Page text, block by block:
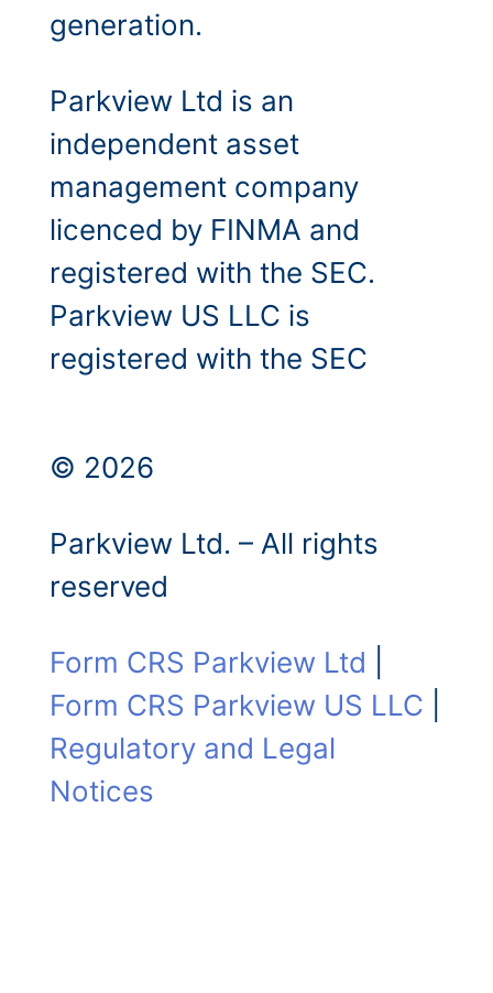
generation.
Parkview Ltd is an
independent asset
management company
licenced by FINMA and
registered with the SEC.
Parkview US LLC is
registered with the SEC
© 2026
Parkview Ltd. – All rights
reserved
Form CRS Parkview Ltd
Form CRS Parkview US LLC
Regulatory and Legal
Notices